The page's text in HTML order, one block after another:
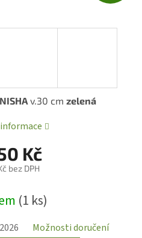
Kč
bez DPH
cena:(1 ks)
Možnosti doručení
v.30 cm zelená